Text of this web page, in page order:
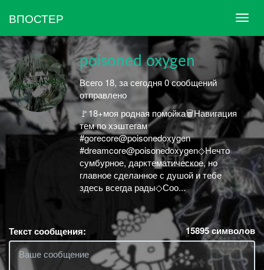
ВПОСТЕР
poisoned oxygen
Всего 18, за сегодня 0 сообщений
отправлено
🚩18+моя родная помойка🗑Навигация
тем по хэштегам
#gorecore@poisonedoxygen
#dreamcore@poisonedoxygen◇Нечто
сумбурное, дарктематическое, но
главное сделанное с душой и тебе
здесь всегда рады◇Соо...
Текст сообщения: 15895символов